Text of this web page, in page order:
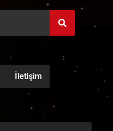
İletişim